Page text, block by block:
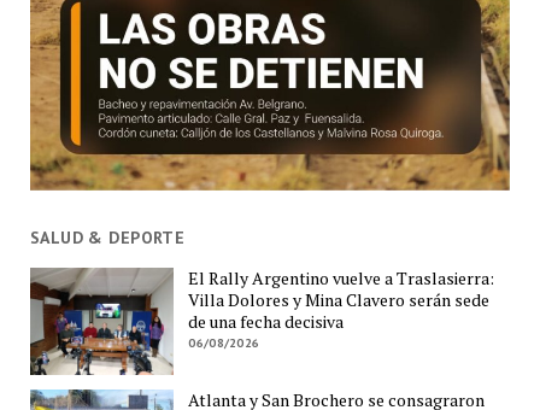
SALUD & DEPORTE
El Rally Argentino vuelve a Traslasierra:
Villa Dolores y Mina Clavero serán sede
de una fecha decisiva
06/08/2026
Atlanta y San Brochero se consagraron